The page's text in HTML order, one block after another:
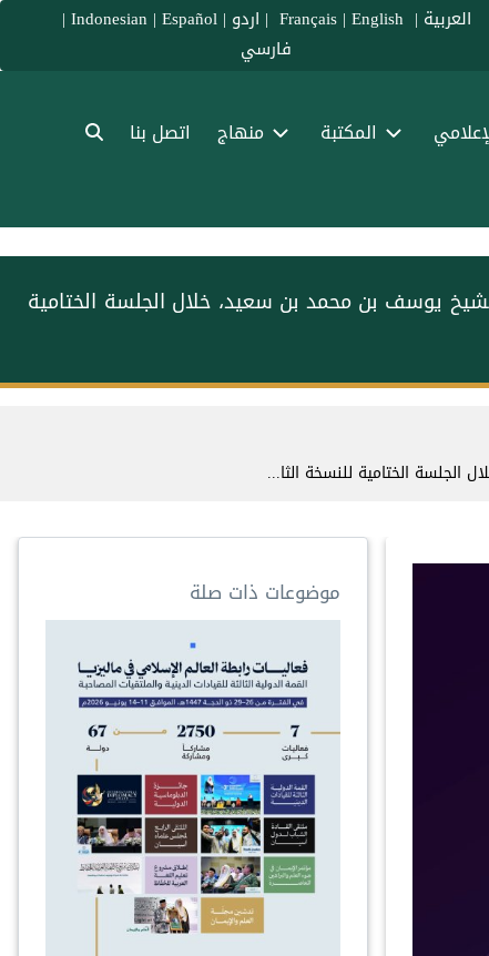
العربية |
Français
| English
| اردو |
Indonesian | Español
|
فارسي
المكتبة منهاج اتصل بنا
يوسف بن محمد بن سعيد، خلال الجلسة الختامية
الختامية للنسخة الثا...
موضوعات ذات صلة